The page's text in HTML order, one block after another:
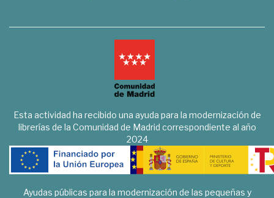
Esta actividad ha recibido una ayuda para la modernización de
librerías de la Comunidad de Madrid correspondiente al año
2024
Ayudas públicas para la modernización de las pequeñas y